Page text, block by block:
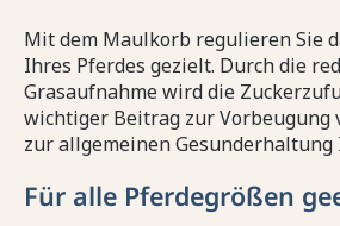
Mit dem Maulkorb regulieren Sie
Ihres Pferdes gezielt. Durch die
Grasaufnahme wird die
wichtiger Beitrag zur Vorbeugung
zur allgemeinen Gesunderhaltung
Für alle Pferdegrößen